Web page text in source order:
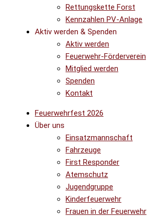
Rettungskette Forst
Kennzahlen PV-Anlage
Aktiv werden & Spenden
Aktiv werden
Feuerwehr-Förderverein
Mitglied werden
Spenden
Kontakt
Feuerwehrfest 2026
Über uns
Einsatzmannschaft
Fahrzeuge
First Responder
Atemschutz
Jugendgruppe
Kinderfeuerwehr
Frauen in der Feuerwehr